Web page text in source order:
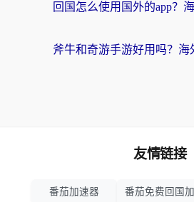
友情链接
番茄加速器
番茄免费回国加